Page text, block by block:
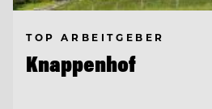
TOP ARBEITGEBER
Knappenhof